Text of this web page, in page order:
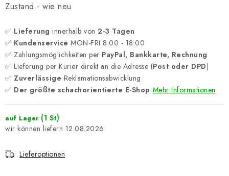
Zustand - wie neu
✅ Lieferung innerhalb von 2-3 Tagen
✅ Kundenservice MON-FRI 8:00 - 18:00
✅ Zahlungsmöglichkeiten per PayPal, Bankkarte, Rechnung
✅ Lieferung per Kurier direkt an die Adresse (Post oder DPD)
✅ Zuverlässige Reklamationsabwicklung
✅ Der größte schachorientierte E-Shop Mehr Informationen
auf Lager (1 St)
12.08.2026
Lieferoptionen